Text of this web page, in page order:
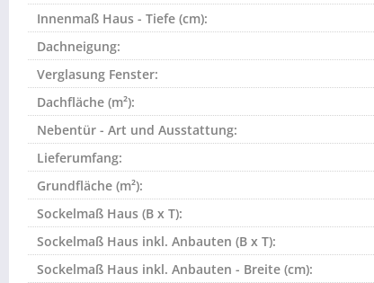
Innenmaß Haus - Tiefe (cm):
Dachneigung:
Verglasung Fenster:
Dachfläche (m²):
Nebentür - Art und Ausstattung:
Lieferumfang:
Grundfläche (m²):
Sockelmaß Haus (B x T):
Sockelmaß Haus inkl. Anbauten (B x T):
Sockelmaß Haus inkl. Anbauten - Breite (cm):